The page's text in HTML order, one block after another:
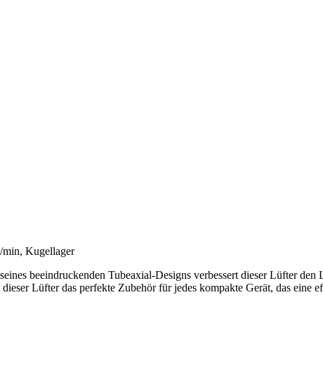
Kugellager
beeindruckenden Tubeaxial-Designs verbessert dieser Lüfter
Lüfter das perfekte Zubehör für jedes kompakte Gerät, das eine